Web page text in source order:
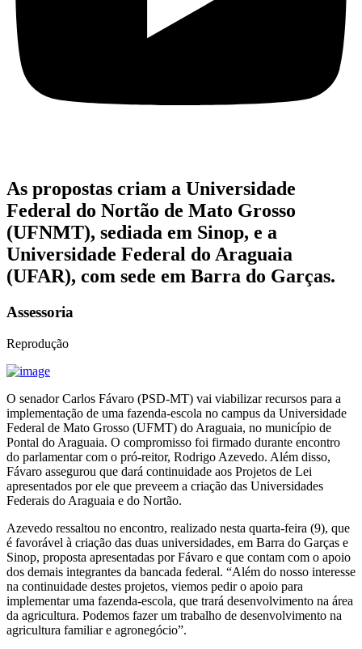
As propostas criam a Universidade
Federal do Nortão de Mato Grosso
(UFNMT), sediada em Sinop, e a
Universidade Federal do Araguaia
(UFAR), com sede em Barra do Garças.
Assessoria
Reprodução
O senador Carlos Fávaro (PSD-MT) vai viabilizar recursos para a
implementação de uma fazenda-escola no campus da Universidade
Federal de Mato Grosso (UFMT) do Araguaia, no município de
Pontal do Araguaia. O compromisso foi firmado durante encontro
do parlamentar com o pró-reitor, Rodrigo Azevedo. Além disso,
Fávaro assegurou que dará continuidade aos Projetos de Lei
apresentados por ele que preveem a criação das Universidades
Federais do Araguaia e do Nortão.
Azevedo ressaltou no encontro, realizado nesta quarta-feira (9), que
é favorável à criação das duas universidades, em Barra do Garças e
Sinop, proposta apresentadas por Fávaro e que contam com o apoio
dos demais integrantes da bancada federal. “Além do nosso interesse
na continuidade destes projetos, viemos pedir o apoio para
implementar uma fazenda-escola, que trará desenvolvimento na área
da agricultura. Podemos fazer um trabalho de desenvolvimento na
agricultura familiar e agronegócio”.